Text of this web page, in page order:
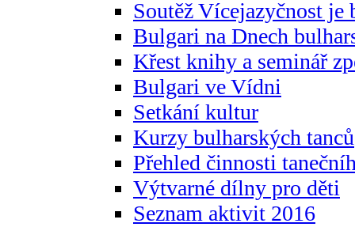
Soutěž Vícejazyčnost je
Bulgari na Dnech
Křest knihy a seminář
Bulgari ve Vídni
Setkání kultur
Kurzy bulharských tanců
Přehled činnosti
Výtvarné dílny pro děti
Seznam aktivit 2016